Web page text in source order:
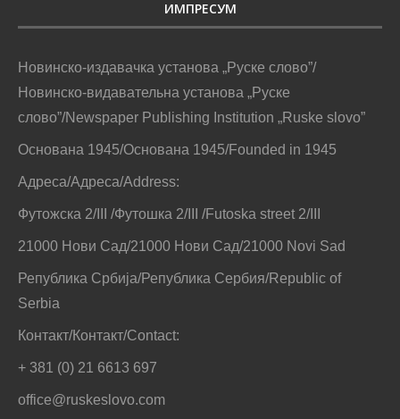
ВЕЦЕЙ / ВИШЕ / MORE
РУСКЕ СЛОВО
Новинска дїялносц Новинско-видавательней установи
„Руске слово” почала 15. юния 1945. року з
видаваньом тижньових новинох „Руске слово”, а
кнїжкох, брошурох, музичних и видео виданьох, так же
дїялносц НВУ видаванє новинох „Руске слово”,
часопису за дзеци „Заградка”, часопису за младих
„МАК”, часопису за литературу и културу „Шветлосц”,
аґенция „Рутенпрес”.